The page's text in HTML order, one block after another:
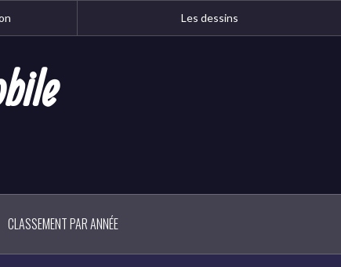
Les dessins
CLASSEMENT PAR ANNÉE